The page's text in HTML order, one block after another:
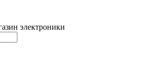
электроники